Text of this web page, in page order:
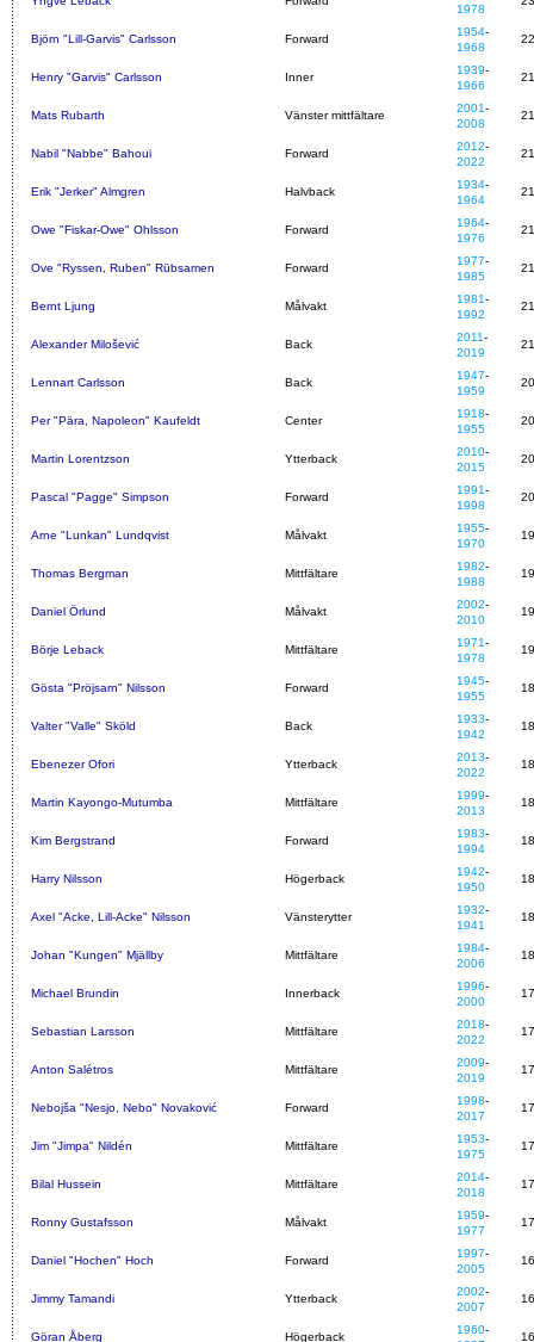
1978
Björn "Lill-Garvis" Carlsson Forward
1954-
1968
Henry "Garvis" Carlsson Inner
1939-
1966
Mats Rubarth Vänster mittfältare
2001-
2008
Nabil "Nabbe" Bahoui Forward
2012-
2022
Erik "Jerker" Almgren Halvback
1934-
1964
Owe "Fiskar-Owe" Ohlsson Forward
1964-
1976
Ove "Ryssen, Ruben" Rübsamen Forward
1977-
1985
Bernt Ljung Målvakt
1981-
1992
Alexander Milošević Back
2011-
2019
Lennart Carlsson Back
1947-
1959
Per "Pära, Napoleon" Kaufeldt Center
1918-
1955
Martin Lorentzson Ytterback
2010-
2015
Pascal "Pagge" Simpson Forward
1991-
1998
Arne "Lunkan" Lundqvist Målvakt
1955-
1970
Thomas Bergman Mittfältare
1982-
1988
Daniel Örlund Målvakt
2002-
2010
Börje Leback Mittfältare
1971-
1978
Gösta "Pröjsarn" Nilsson Forward
1945-
1955
Valter "Valle" Sköld Back
1933-
1942
Ebenezer Ofori Ytterback
2013-
2022
Martin Kayongo-Mutumba Mittfältare
1999-
2013
Kim Bergstrand Forward
1983-
1994
Harry Nilsson Högerback
1942-
1950
Axel "Acke, Lill-Acke" Nilsson Vänsterytter
1932-
1941
Johan "Kungen" Mjällby Mittfältare
1984-
2006
Michael Brundin Innerback
1996-
2000
Sebastian Larsson Mittfältare
2018-
2022
Anton Salétros Mittfältare
2009-
2019
Nebojša "Nesjo, Nebo" Novaković Forward
1998-
2017
Jim "Jimpa" Nildén Mittfältare
1953-
1975
Bilal Hussein Mittfältare
2014-
2018
Ronny Gustafsson Målvakt
1959-
1977
Daniel "Hochen" Hoch Forward
1997-
2005
Jimmy Tamandi Ytterback
2002-
2007
Göran Åberg Högerback
1960-